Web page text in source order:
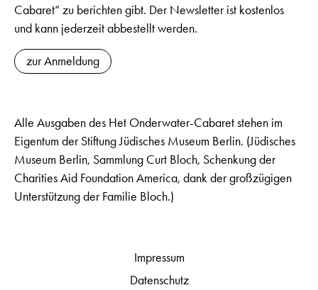
Cabaret“ zu berichten gibt. Der Newsletter ist kostenlos
und kann jederzeit abbestellt werden.
zur Anmeldung
Alle Ausgaben des Het Onderwater-Cabaret stehen im
Eigentum der Stiftung Jüdisches Museum Berlin. (Jüdisches
Museum Berlin, Sammlung Curt Bloch, Schenkung der
Charities Aid Foundation America, dank der großzügigen
Unterstützung der Familie Bloch.)
Impressum
Datenschutz